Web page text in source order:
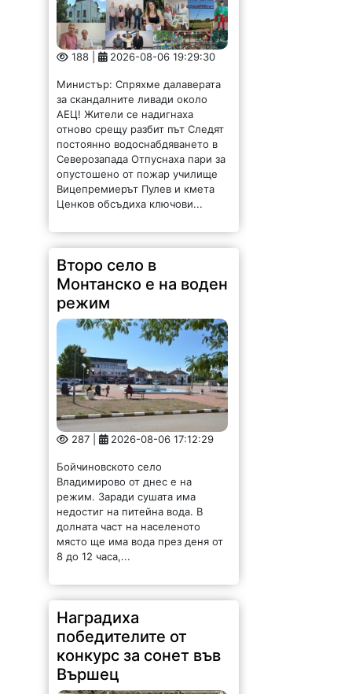
188 | 2026-08-06 19:29:30
Министър: Спряхме далаверата
за скандалните ливади около
АЕЦ! Жители се надигнаха
отново срещу разбит път Следят
постоянно водоснабдяването в
Северозапада Отпуснаха пари за
опустошено от пожар училище
Вицепремиерът Пулев и кмета
Ценков обсъдиха ключови...
Второ село в
Монтанско е на воден
режим
287 | 2026-08-06 17:12:29
Бойчиновското село
Владимирово от днес е на
режим. Заради сушата има
недостиг на питейна вода. В
долната част на населеното
място ще има вода през деня от
8 до 12 часа,...
Наградиха
победителите от
конкурс за сонет във
Вършец